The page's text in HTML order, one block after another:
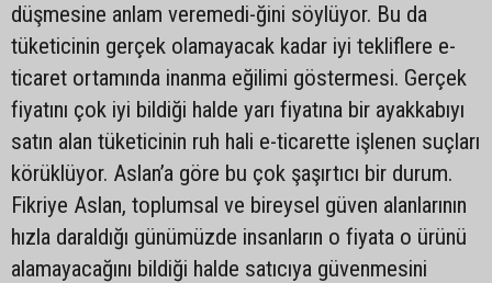
düşmesine anlam veremedi-ğini söylüyor. Bu da
tüketicinin gerçek olamayacak kadar iyi tekliflere e-
ticaret ortamında inanma eğilimi göstermesi. Gerçek
fiyatını çok iyi bildiği halde yarı fiyatına bir ayakkabıyı
satın alan tüketicinin ruh hali e-ticarette işlenen suçları
körüklüyor. Aslan’a göre bu çok şaşırtıcı bir durum.
Fikriye Aslan, toplumsal ve bireysel güven alanlarının
hızla daraldığı günümüzde insanların o fiyata o ürünü
alamayacağını bildiği halde satıcıya güvenmesini